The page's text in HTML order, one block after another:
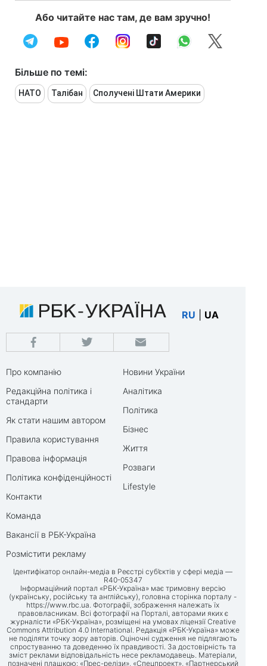
Або читайте нас там, де вам зручно!
Більше по темі:
НАТО Талібан Сполучені Штати Америки
RU UA
Про компанію
Редакційна політика і
стандарти
Як стати нашим автором
Правила користування
Правова інформація
Політика конфіденційності
Контакти
Команда
Вакансії в РБК-Україна
Розмістити рекламу
Новини України
Аналітика
Політика
Бізнес
Життя
Розваги
Lifestyle
Ідентифікатор онлайн-медіа в Реєстрі суб’єктів у сфері медіа —
R40-05347
Інформаційний портал «РБК-Україна» має тримовну версію
(українську, російську та англійську), головна сторінка порталу -
https://www.rbc.ua. Фотографії, зображення належать їх
правовласникам. Всі фотографії на Порталі, авторами яких є
журналісти «РБК-Україна», розміщені на умовах ліцензії Creative
Commons Attribution 4.0 International. Редакція «РБК-Україна» може
не поділяти точку зору авторів. Оціночні судження не підлягають
спростуванню та доведенню їх правдивості. За достовірність та
зміст реклами відповідальність несе рекламодавець. Матеріали,
позначені плашкою: «Прес-релізи», «Спецпроект», «Партнерський